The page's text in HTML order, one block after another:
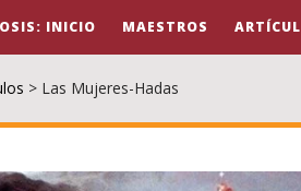
INICIO MAESTROS
> Las Mujeres-Hadas